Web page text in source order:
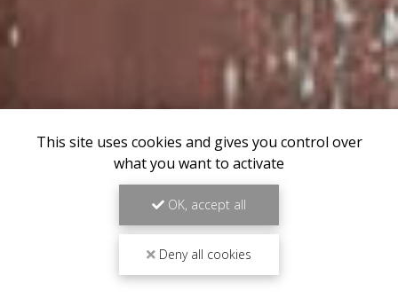
This site uses cookies and gives you control over
what you want to activate
OK, accept all
Deny all cookies